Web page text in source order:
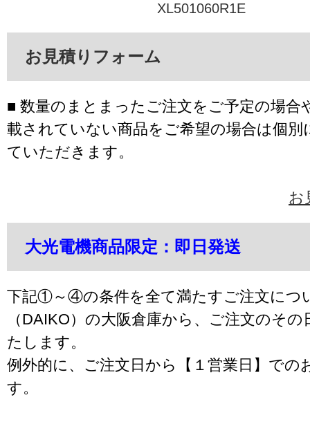
XL501060R1E
お見積りフォーム
■ 数量のまとまったご注文をご予定の場合
載されていない商品をご希望の場合は個別
ていただきます。
お
大光電機商品限定：即日発送
下記①～④の条件を全て満たすご注文につ
（DAIKO）の大阪倉庫から、ご注文のそ
たします。
例外的に、ご注文日から【１営業日】での
す。